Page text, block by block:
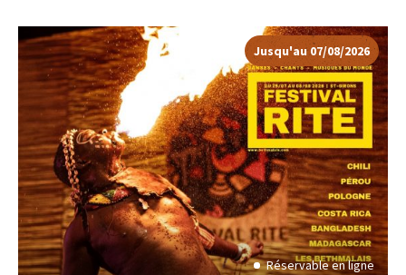
Jusqu'au07/08/2026
Réservable en ligne